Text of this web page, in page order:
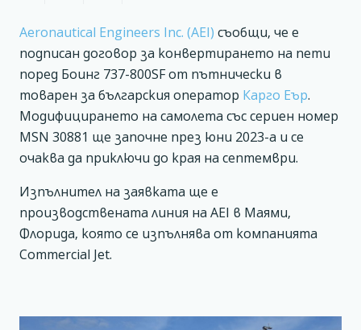
Aeronautical Engineers Inc. (AEI) съобщи, че е
подписан договор за конвертирането на пети
поред Боинг 737-800SF от пътнически в
товарен за българския оператор Карго Еър.
Модифицирането на самолета със сериен номер
MSN 30881 ще започне през юни 2023-а и се
очаква да приключи до края на септември.
Изпълнител на заявката ще е
производствената линия на AEI в Маями,
Флорида, която се изпълнява от компанията
Commercial Jet.